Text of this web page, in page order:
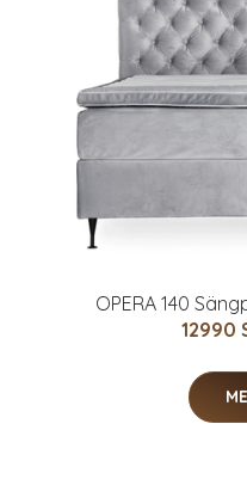
OPERA 140
12990